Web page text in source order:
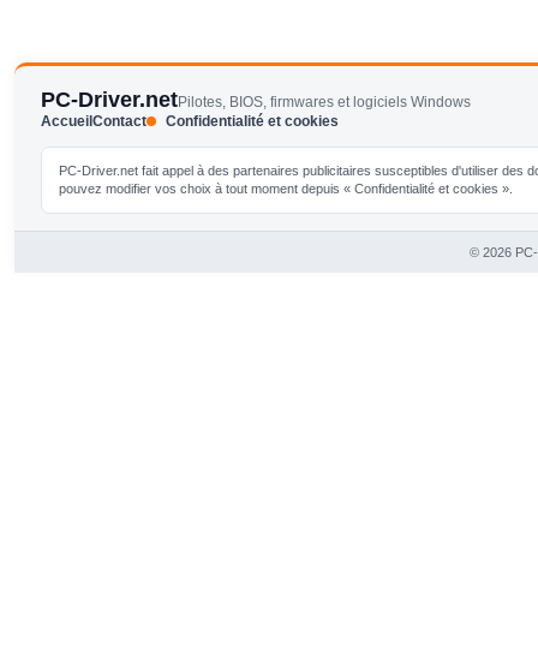
PC-Driver.netPilotes, BIOS, firmwares et logiciels Windows
AccueilContact Confidentialité et cookies
PC-Driver.net fait appel à des partenaires publicitaires susceptibles d'utiliser
pouvez modifier vos choix à tout moment depuis « Confidentialité et cookies ».
© 2026